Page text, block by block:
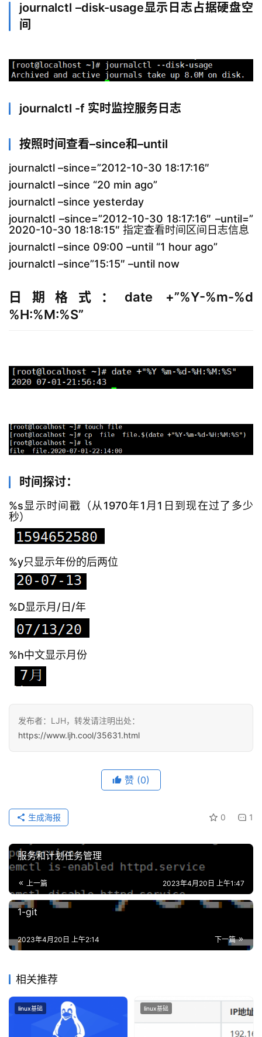
journalctl –disk-usage显示日志占据硬盘空
间
journalctl -f 实时监控服务日志
按照时间查看–since和–until
journalctl –since=”2012-10-30 18:17:16″
journalctl –since “20 min ago”
journalctl –since yesterday
journalctl –since=”2012-10-30 18:17:16″ –until=”
2020-10-30 18:18:15″ 指定查看时间区间日志信息
journalctl –since 09:00 –until “1 hour ago”
journalctl –since”15:15″ –until now
日期格式：date +”%Y-%m-%d
%H:%M:%S”
时间探讨：
%s显示时间戳（从1970年1月1日到现在过了多少
秒）
%y只显示年份的后两位
%D显示月/日/年
%h中文显示月份
发布者：LJH，转发请注明出处：
https://www.ljh.cool/35631.html
赞 (0)
0 1
生成海报
服务和计划任务管理
上一篇 2023年4月20日 上午1:47
1-git
下一篇
2023年4月20日 上午2:14
相关推荐
linux基础 linux基础